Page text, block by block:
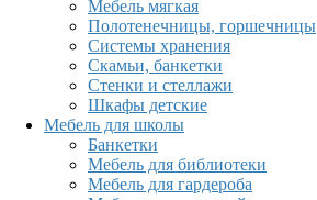
Мебель мягкая
Полотенечницы, горшечницы
Системы хранения
Скамьи, банкетки
Стенки и стеллажи
Шкафы детские
Мебель для школы
Банкетки
Мебель для библиотеки
Мебель для гардероба